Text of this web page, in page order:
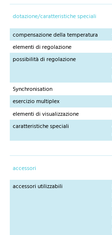
dotazione/caratteristiche speciali
compensazione della temperatura
elementi di regolazione
possibilità di regolazione
Synchronisation
esercizio multiplex
elementi di visualizzazione
caratteristiche speciali
accessori
accessori utilizzabili